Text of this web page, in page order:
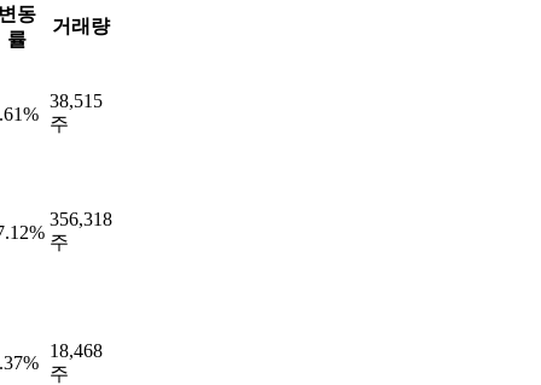
동
률
거래량
38,515
주
356,318
주
18,468
주